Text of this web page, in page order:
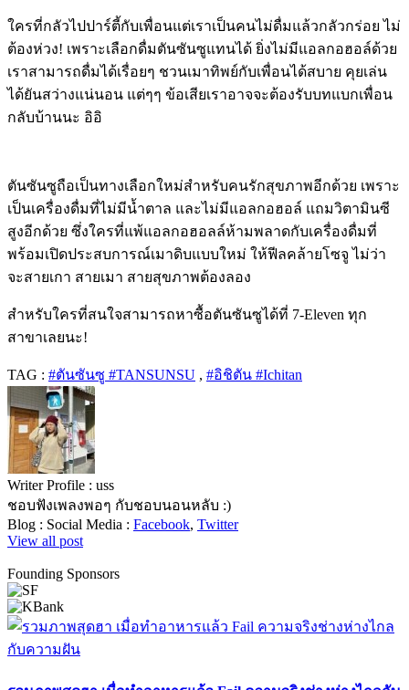
ใครที่กลัวไปปาร์ตี้กับเพื่อนแต่เราเป็นคนไม่ดื่มแล้วกลัวกร่อย ไม่
ต้องห่วง! เพราะเลือกดื่มตันซันซูแทนได้ ยิ่งไม่มีแอลกอฮอล์ด้วย
เราสามารถดื่มได้เรื่อยๆ ชวนเมาทิพย์กับเพื่อนได้สบาย คุยเล่น
ได้ยันสว่างแน่นอน แต่ๆๆ ข้อเสียเราอาจจะต้องรับบทแบกเพื่อน
กลับบ้านนะ อิอิ
ตันซันซูถือเป็นทางเลือกใหม่สำหรับคนรักสุขภาพอีกด้วย เพราะ
เป็นเครื่องดื่มที่ไม่มีน้ำตาล และไม่มีแอลกอฮอล์ แถมวิตามินซี
สูงอีกด้วย ซึ่งใครที่แพ้แอลกอฮอลล์ห้ามพลาดกับเครื่องดื่มที่
พร้อมเปิดประสบการณ์เมาดิบแบบใหม่ ให้ฟีลคล้ายโซจู ไม่ว่า
จะสายเกา สายเมา สายสุขภาพต้องลอง
สำหรับใครที่สนใจสามารถหาซื้อตันซันซูได้ที่ 7-Eleven ทุก
สาขาเลยนะ!
TAG : #ตันซันซู #TANSUNSU , #อิชิตัน #Ichitan
Writer Profile : uss
ชอบฟังเพลงพอๆ กับชอบนอนหลับ :)
Blog : Social Media : Facebook, Twitter
View all post
Founding Sponsors